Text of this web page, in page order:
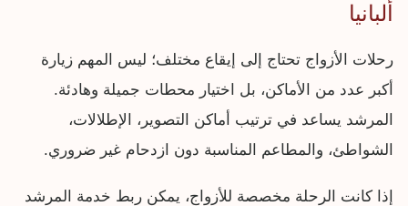
ألبانيا
رحلات الأزواج تحتاج إلى إيقاع مختلف؛ ليس المهم زيارة
أكبر عدد من الأماكن، بل اختيار محطات جميلة وهادئة.
المرشد يساعد في ترتيب أماكن التصوير، الإطلالات،
الشواطئ، والمطاعم المناسبة دون ازدحام غير ضروري.
إذا كانت الرحلة مخصصة للأزواج، يمكن ربط خدمة المرشد